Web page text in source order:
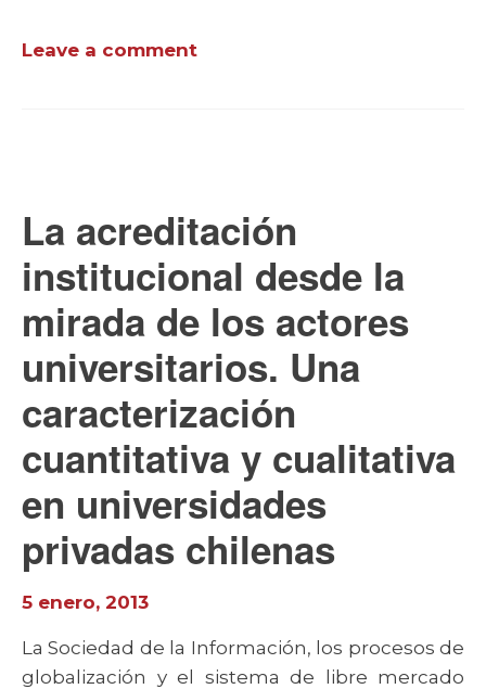
Leave a comment
La acreditación
institucional desde la
mirada de los actores
universitarios. Una
caracterización
cuantitativa y cualitativa
en universidades
privadas chilenas
5 enero, 2013
La Sociedad de la Información, los procesos de
globalización y el sistema de libre mercado